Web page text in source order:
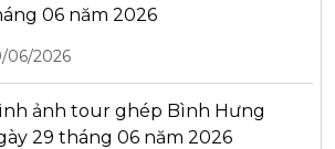
06 năm 2026
06/2026
ảnh tour ghép Bình Hưng
29 tháng 06 năm 2026